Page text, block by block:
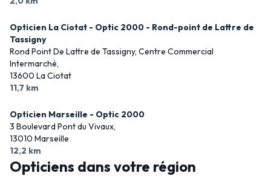
Opticien La Ciotat - Optic 2000 - Rond-point de Lattre de
Tassigny
Rond Point De Lattre de Tassigny, Centre Commercial
Intermarché,
13600 La Ciotat
11,7 km
Opticien Marseille - Optic 2000
3 Boulevard Pont du Vivaux,
13010 Marseille
12,2 km
Opticiens dans votre région